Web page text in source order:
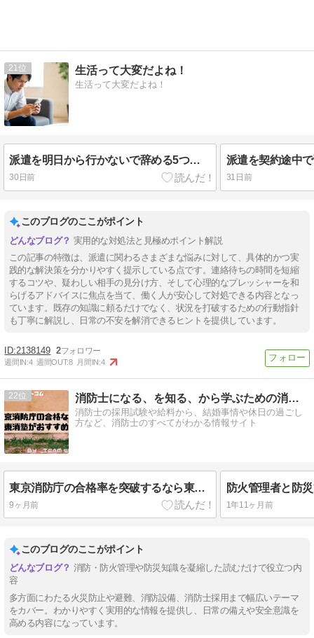
21 生活って大変だよね！
生活って大変だよね！
派遣を明日から行かないで辞める5つのリスク！バックレ後の損害賠償や給料は？
30日前 31日前
このブログのここがポイント
実用的な対処法と見極めポイント解説
この記事の特徴は、派遣に関わるさまざまな悩みに対して、具体的かつ実
践的な解決策を分かりやすく提示している点です。連絡待ちの時間を短縮
するコツや、疑わしい相手の見分け方、そして心理的なプレッシャーを和
らげるアドバイスに焦点を当て、働く人が安心して対処できる内容となっ
ています。既存の知識に頼るだけでなく、状況を打破するための行動指針
も丁寧に解説し、日常の不安を解消できるヒントを提供しています。
2138149 2
週間IN:4 週間OUT:8 月間IN:4
22 消防士になる、を知る、から学ぶための消防士ドットコム
消防士の採用試験や給料から、結婚事情や休日の過ごし
方など、消防士のすべてがわかる情報サイト
東京消防庁の合格率を突破するなら東消塾がおすすめ
9ヶ月前 1年11ヶ月前
このブログのここがポイント
消防・防火管理や防災知識を凝縮した読むだけで役立つ内
容
多方面にわたる火災防止や避難、消防設備、消防士採用まで幅広いテーマ
をカバー。わかりやすく実用的な情報を提供し、日常の備えや安全意識を
高める内容になっています。